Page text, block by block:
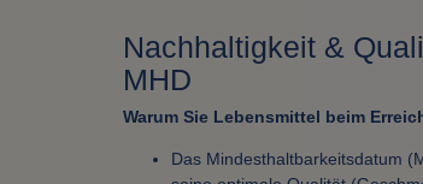
Nachhaltigkeit &
MHD
Warum Sie Lebensmittel beim
Das Mindesthaltbarkeitsdatum